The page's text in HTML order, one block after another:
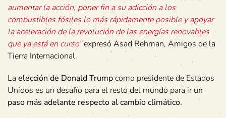
aumentar la acción, poner fin a su adicción a los
combustibles fósiles lo más rápidamente posible y apoyar
la aceleración de la revolución de las energías renovables
que ya está en curso”expresó Asad Rehman, Amigos de la
Tierra Internacional.
Laelección de Donald Trumpcomo presidente de Estados
Unidos es un desafío para el resto del mundo para irun
paso más adelante respecto al cambio climático.